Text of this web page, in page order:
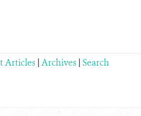
Articles | Archives | Search